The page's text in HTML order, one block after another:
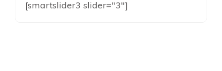
[smartslider3 slider="3"]